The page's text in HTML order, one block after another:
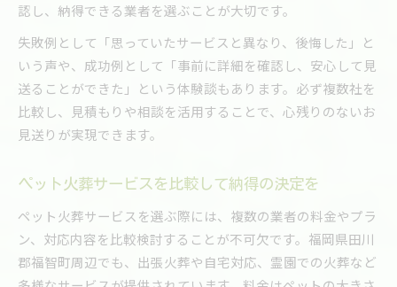
認し、納得できる業者を選ぶことが大切です。
失敗例として「思っていたサービスと異なり、後悔した」と
いう声や、成功例として「事前に詳細を確認し、安心して見
送ることができた」という体験談もあります。必ず複数社を
比較し、見積もりや相談を活用することで、心残りのないお
見送りが実現できます。
ペット火葬サービスを比較して納得の決定を
ペット火葬サービスを選ぶ際には、複数の業者の料金やプラ
ン、対応内容を比較検討することが不可欠です。福岡県田川
郡福智町周辺でも、出張火葬や自宅対応、霊園での火葬など